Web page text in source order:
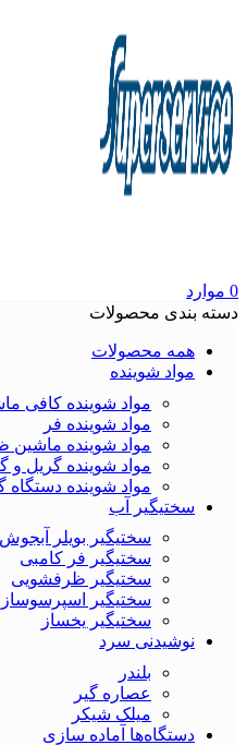
0 موارد
دسته بندی محصولات
همه محصولات
مواد شوینده
مواد شوینده کافی
مواد شوینده فر
مواد شوینده
مواد شوینده گریل و
مواد شوینده دستگاه
سختیگیر آب
سختیگیر بویلر آبجوش
سختیگیر فر کامبی
سختیگیر ظرفشویی
سختیگیر اسپرسوساز
سختیگیر یخساز
نوشیدنی سرد
بلندر
عصاره گیر
میلک شیکر
دستگاه‌ها آماده سازی